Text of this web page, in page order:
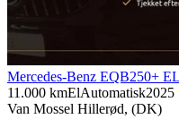
Mercedes-Benz EQB250+
11.000 kmElAutomatisk2025
Van Mossel Hillerød, (DK)